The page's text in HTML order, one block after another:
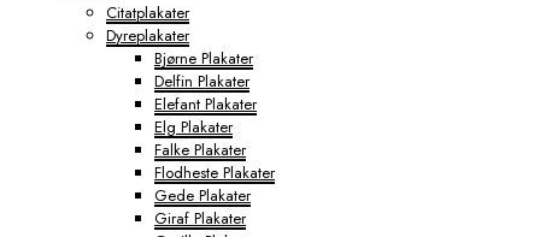
Citatplakater
Dyreplakater
Bjørne Plakater
Delfin Plakater
Elefant Plakater
Elg Plakater
Falke Plakater
Flodheste Plakater
Gede Plakater
Giraf Plakater